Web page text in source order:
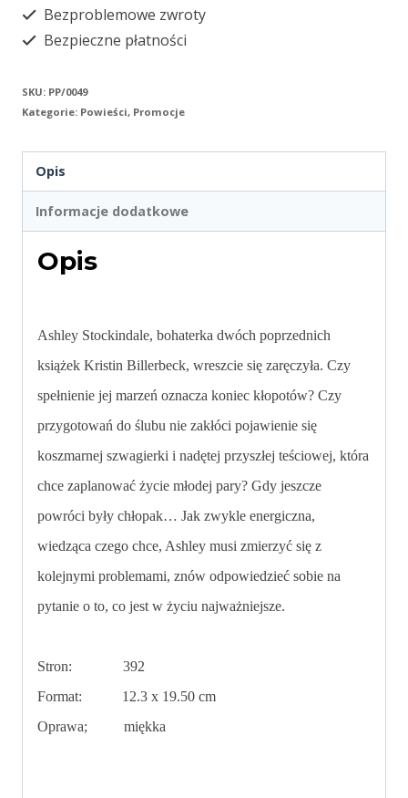
Bezproblemowe zwroty
Bezpieczne płatności
SKU: PP/0049
Kategorie: Powieści, Promocje
Opis
Informacje dodatkowe
Opis
Ashley Stockindale, bohaterka dwóch poprzednich
książek Kristin Billerbeck, wreszcie się zaręczyła. Czy
spełnienie jej marzeń oznacza koniec kłopotów? Czy
przygotowań do ślubu nie zakłóci pojawienie się
koszmarnej szwagierki i nadętej przyszłej teściowej, która
chce zaplanować życie młodej pary? Gdy jeszcze
powróci były chłopak… Jak zwykle energiczna,
wiedząca czego chce, Ashley musi zmierzyć się z
kolejnymi problemami, znów odpowiedzieć sobie na
pytanie o to, co jest w życiu najważniejsze.
Stron: 392
Format: 12.3 x 19.50 cm
Oprawa; miękka